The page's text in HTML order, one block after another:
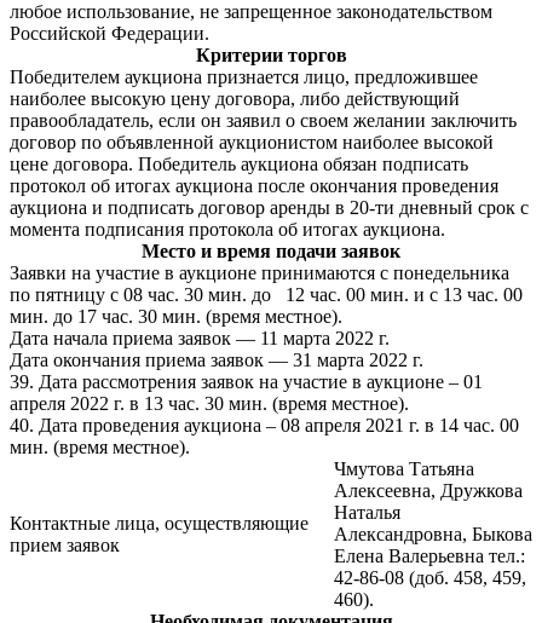
любое использование, не запрещенное законодательством
Российской Федерации.
Критерии торгов
Победителем аукциона признается лицо, предложившее
наиболее высокую цену договора, либо действующий
правообладатель, если он заявил о своем желании заключить
договор по объявленной аукционистом наиболее высокой
цене договора. Победитель аукциона обязан подписать
протокол об итогах аукциона после окончания проведения
аукциона и подписать договор аренды в 20-ти дневный срок с
момента подписания протокола об итогах аукциона.
Место и время подачи заявок
Заявки на участие в аукционе принимаются с понедельника
по пятницу с 08 час. 30 мин. до 12 час. 00 мин. и с 13 час. 00
мин. до 17 час. 30 мин. (время местное).
Дата начала приема заявок — 11 марта 2022 г.
Дата окончания приема заявок — 31 марта 2022 г.
39. Дата рассмотрения заявок на участие в аукционе – 01
апреля 2022 г. в 13 час. 30 мин. (время местное).
40. Дата проведения аукциона – 08 апреля 2021 г. в 14 час. 00
мин. (время местное).
Контактные лица, осуществляющие
прием заявок
Чмутова Татьяна
Алексеевна, Дружкова
Наталья
Александровна, Быкова
Елена Валерьевна тел.:
42-86-08 (доб. 458, 459,
460).